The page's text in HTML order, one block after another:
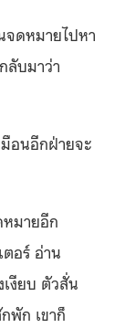
จดหมายไปหา
ลับมาว่า
อนอีกฝ่ายจะ
หมายอีก
อร์ อ่าน
งียบ ตัวสั่น
พัก เขาก็